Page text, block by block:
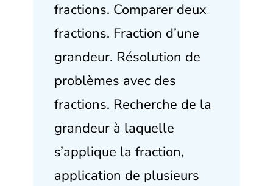
fractions. Comparer deux
fractions. Fraction d’une
grandeur. Résolution de
problèmes avec des
fractions. Recherche de la
grandeur à laquelle
s’applique la fraction,
application de plusieurs